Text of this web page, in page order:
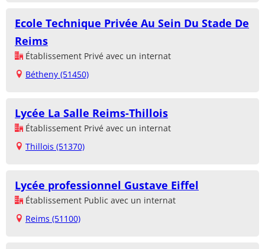
Ecole Technique Privée Au Sein Du Stade De
Reims
Établissement Privé avec un internat
Bétheny (51450)
Lycée La Salle Reims-Thillois
Établissement Privé avec un internat
Thillois (51370)
Lycée professionnel Gustave Eiffel
Établissement Public avec un internat
Reims (51100)